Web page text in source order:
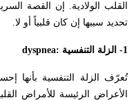
القلب الولادية. إن القصة
تحديد سببها إن كان قلبياً أو لا.
1- الزلة التنفسية : dyspnea
تُعرّف الزلة التنفسية بأنها
الأعراض الرئيسة للأمراض